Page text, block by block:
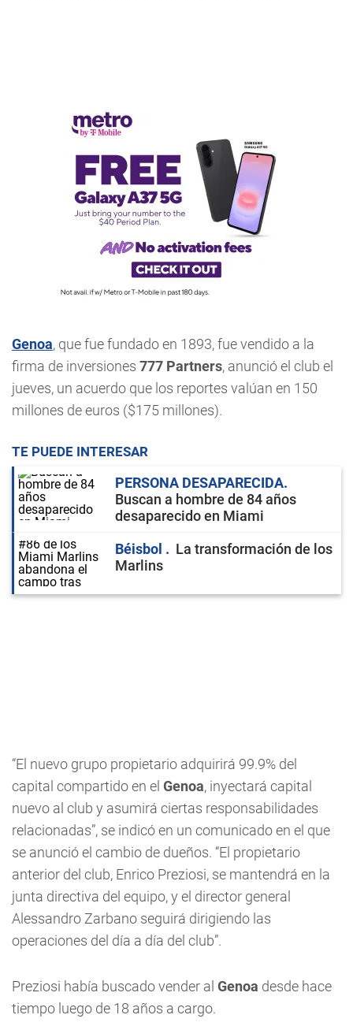
Genoa, que fue fundado en 1893, fue vendido a la
firma de inversiones 777 Partners, anunció el club el
jueves, un acuerdo que los reportes valúan en 150
millones de euros ($175 millones).
TE PUEDE INTERESAR
PERSONA DESAPARECIDA
Buscan a hombre de 84 años
desaparecido en Miami
Béisbol
La transformación de los
Marlins
“El nuevo grupo propietario adquirirá 99.9% del
capital compartido en el Genoa, inyectará capital
nuevo al club y asumirá ciertas responsabilidades
relacionadas”, se indicó en un comunicado en el que
se anunció el cambio de dueños. “El propietario
anterior del club, Enrico Preziosi, se mantendrá en la
junta directiva del equipo, y el director general
Alessandro Zarbano seguirá dirigiendo las
operaciones del día a día del club”.
Preziosi había buscado vender al Genoa desde hace
tiempo luego de 18 años a cargo.